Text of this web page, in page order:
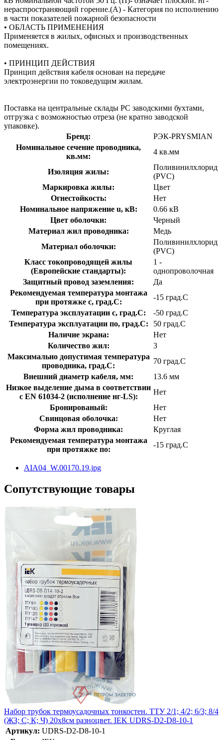
нераспространяющий горение.(А) - Категория по исполнению
в части показателей пожарной безопасности
• ОБЛАСТЬ ПРИМЕНЕНИЯ
Применяется в жилых, офисных и производственных
помещениях.
• ПРИНЦИП ДЕЙСТВИЯ
Принцип действия кабеля основан на передаче
электроэнергии по токоведущим жилам.
Поставка на центральные склады РС заводскими бухтами,
отгрузка с возможностью отреза (не кратно заводской
упаковке).
Бренд:
РЭК-PRYSMIAN
Номинальное сечение проводника,
кв.мм:
4 кв.мм
Изоляция жилы:
Поливинилхлорид
(PVC)
Маркировка жилы:
Цвет
Огнестойкость:
Нет
Номинальное напряжение u, кВ:
0.66 кВ
Цвет оболочки:
Черный
Материал жил проводника:
Медь
Материал оболочки:
Поливинилхлорид
(PVC)
Класс токопроводящей жилы
(Европейские стандарты):
1 -
однопроволочная
Защитный провод заземления:
Да
Рекомендуемая температура монтажа
при протяжке с, град.C:
-15 град.C
Температура эксплуатации с, град.C:
-50 град.C
Температура эксплуатации по, град.C:
50 град.C
Наличие экрана:
Нет
Количество жил:
3
Максимально допустимая температура
проводника, град.C:
70 град.C
Внешний диаметр кабеля, мм:
13.6 мм
Низкое выделение дыма в соответствии
с EN 61034-2 (исполнение нг-LS):
Нет
Бронированый:
Нет
Свинцовая оболочка:
Нет
Форма жил проводника:
Круглая
Рекомендуемая температура монтажа
при протяжке по:
-15 град.C
AIA04_W.00170.19.jpg
Сопутствующие товары
Набор трубок термоусадочных тонкостен. ТТУ 2/1; 4/2; 6/3; 8/4
(ЖЗ; С; К; Ч) 20х8см разноцвет. IEK UDRS-D2-D8-10-1
Артикул: UDRS-D2-D8-10-1